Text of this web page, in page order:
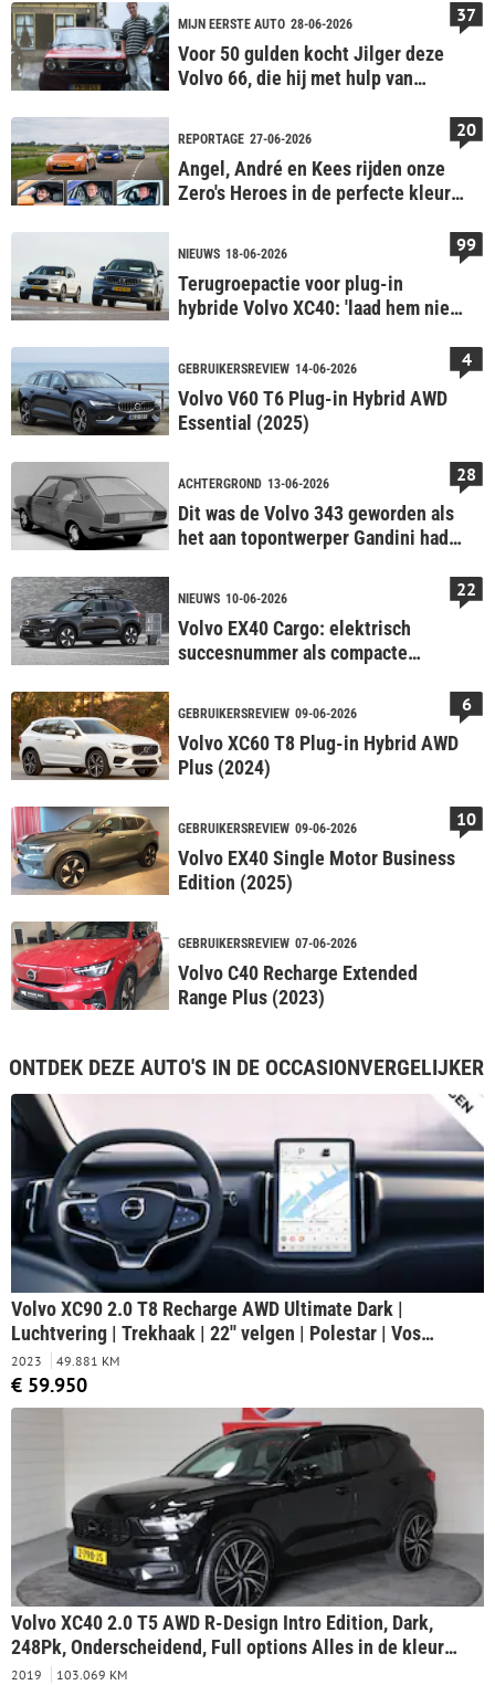
MIJN EERSTE AUTO 28-06-2026
Voor 50 gulden kocht Jilger deze
Volvo 66, die hij met hulp van
37
REPORTAGE 27-06-2026
Angel, André en Kees rijden onze
Zero's Heroes in de perfecte kleur;
20
NIEUWS 18-06-2026
Terugroepactie voor plug-in
hybride Volvo XC40: 'laad hem niet
99
GEBRUIKERSREVIEW 14-06-2026
Volvo V60 T6 Plug-in Hybrid AWD
Essential (2025)
4
ACHTERGROND 13-06-2026
Dit was de Volvo 343 geworden als
het aan topontwerper Gandini had
28
NIEUWS 10-06-2026
Volvo EX40 Cargo: elektrisch
succesnummer als compacte
22
GEBRUIKERSREVIEW 09-06-2026
Volvo XC60 T8 Plug-in Hybrid AWD
Plus (2024)
6
GEBRUIKERSREVIEW 09-06-2026
Volvo EX40 Single Motor Business
Edition (2025)
10
GEBRUIKERSREVIEW 07-06-2026
Volvo C40 Recharge Extended
Range Plus (2023)
ONTDEK DEZE AUTO'S IN DE OCCASIONVERGELIJKER
Volvo XC90 2.0 T8 Recharge AWD Ultimate Dark |
Luchtvering | Trekhaak | 22'' velgen | Polestar | Vos
geleverd & onderhouden!
2023 49.881 KM
€ 59.950
Volvo XC40 2.0 T5 AWD R-Design Intro Edition, Dark,
248Pk, Onderscheidend, Full options Alles in de kleur
Black Stone, Harman Kardon, 21" LM, Pano dak,
2019 103.069 KM